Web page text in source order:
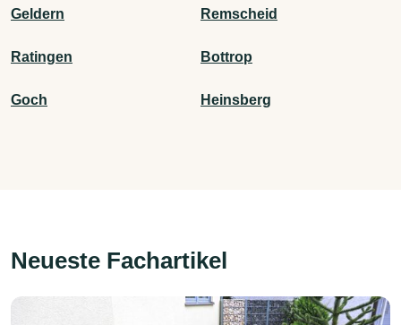
Geldern Remscheid
Ratingen Bottrop
Goch Heinsberg
Neueste Fachartikel